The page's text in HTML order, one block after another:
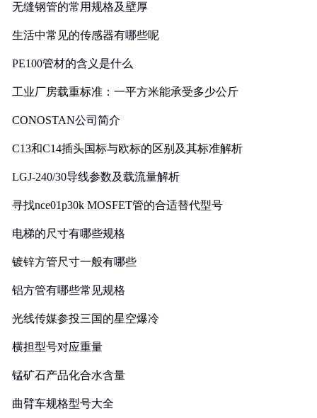
无缝钢管的常用规格及壁厚
生活中常见的传感器有哪些呢
PE100管材的含义是什么
工业厂房载重标准：一平方米能承受多少公斤
CONOSTAN公司简介
C13和C14插头国标与欧标的区别及其标准解析
LGJ-240/30导线参数及载流量解析
寻找nce01p30k MOSFET管的合适替代型号
电梯的尺寸有哪些规格
镀锌方管尺寸一般有哪些
铝方管有哪些常见规格
光线传媒参投三国的星空爆冷
横担型号对应重量
锰矿石产品化合水含量
曲臂车规格型号大全